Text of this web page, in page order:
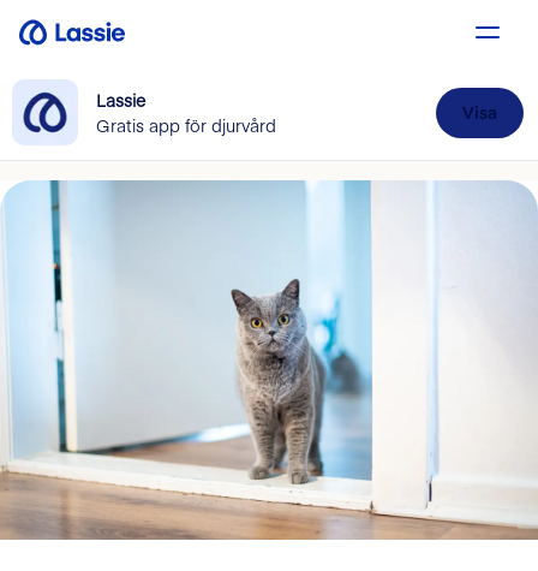
Lassie
Gratis app för djurvård
Visa